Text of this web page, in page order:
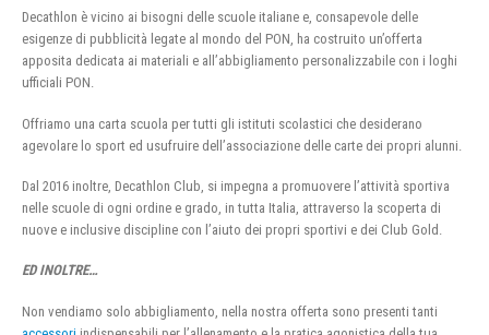
Decathlon è vicino ai bisogni delle scuole italiane e, consapevole delle
esigenze di pubblicità legate al mondo del PON, ha costruito un’offerta
apposita dedicata ai materiali e all’abbigliamento personalizzabile con i loghi
ufficiali PON.
Offriamo una carta scuola per tutti gli istituti scolastici che desiderano
agevolare lo sport ed usufruire dell’associazione delle carte dei propri alunni.
Dal 2016 inoltre, Decathlon Club, si impegna a promuovere l’attività sportiva
nelle scuole di ogni ordine e grado, in tutta Italia, attraverso la scoperta di
nuove e inclusive discipline con l’aiuto dei propri sportivi e dei Club Gold.
ED INOLTRE…
Non vendiamo solo abbigliamento, nella nostra offerta sono presenti tanti